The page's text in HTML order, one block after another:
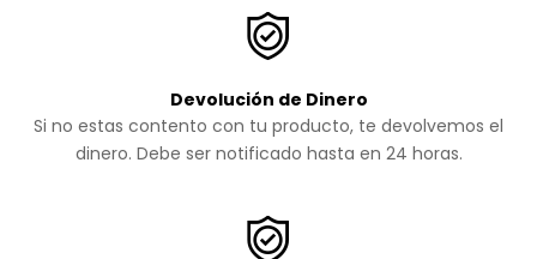
Devolución de Dinero
Si no estas contento con tu producto, te devolvemos el
dinero. Debe ser notificado hasta en 24 horas.